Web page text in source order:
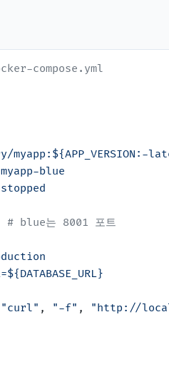
compose.yml
myapp:${APP_VERSION:-
myapp-blue
# blue는 8001 포트
"curl" , "-f" ,
"http://